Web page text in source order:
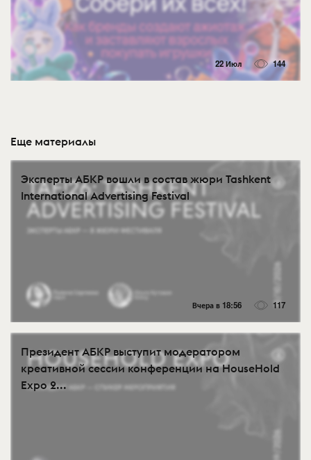
22 Июл 144
Еще материалы
Эксперты АБКР вошли в состав жюри Tashkent
International Advertising Festival
Вчера в 18:56 117
Президент АБКР выступит модератором
креативной сессии конференции на HouseHold
Expo 2...